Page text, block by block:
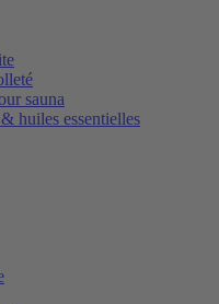
sauna
huiles essentielles